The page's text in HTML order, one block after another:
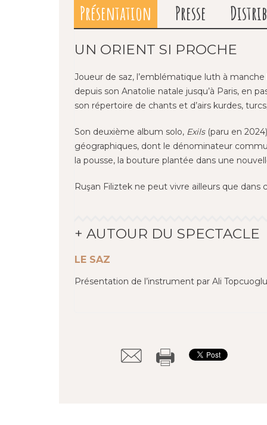
Présentation Presse
UN ORIENT SI PROCHE
Joueur de saz, l’emblématique luth à
depuis son Anatolie natale jusqu’à Paris, en
son répertoire de chants et d’airs kurdes,
Son deuxième album solo, Exils(paru en
géographiques, dont le dénominateur
la pousse, la bouture plantée dans une
Ruşan Filiztek ne peut vivre ailleurs que
+ AUTOUR DU SPECTACLE
LE SAZ
Présentation de l’instrument par Ali